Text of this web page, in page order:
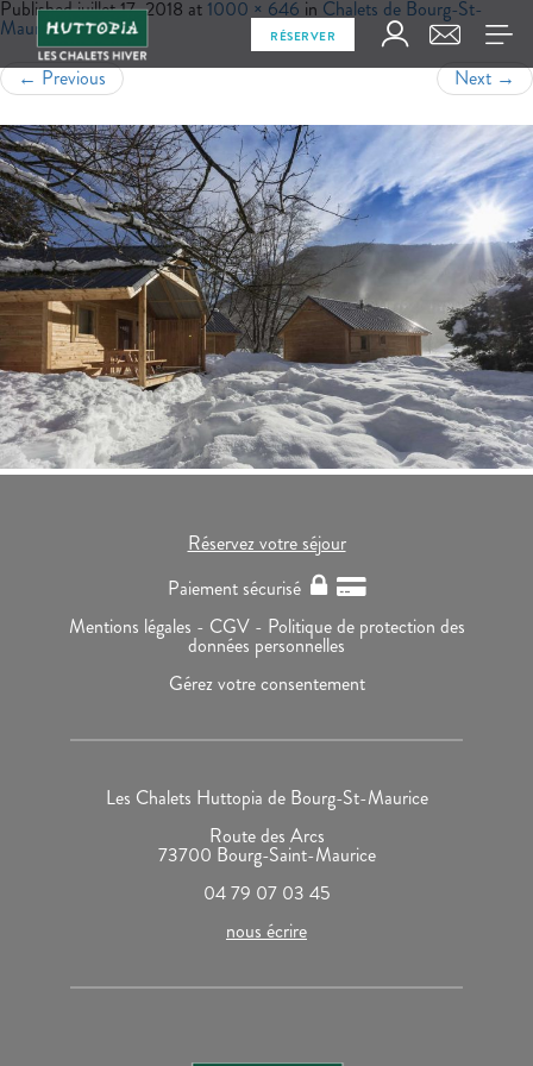
RÉSERVER
Publishedjuillet 17, 2018 at 1000 × 646 in Chalets de Bourg-St-
Maurice
← Previous Next →
Réservez votre séjour
Paiement sécurisé
Mentions légales - CGV - Politique de protection des
données personnelles
Gérez votre consentement
Les Chalets Huttopia de Bourg-St-Maurice
Route des Arcs
73700 Bourg-Saint-Maurice
04 79 07 03 45
nous écrire